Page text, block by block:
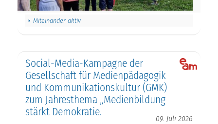
Miteinander aktiv
Social-Media-Kampagne der
Gesellschaft für Medienpädagogik
und Kommunikationskultur (GMK)
zum Jahresthema „Medienbildung
stärkt Demokratie.
09. Juli 2026